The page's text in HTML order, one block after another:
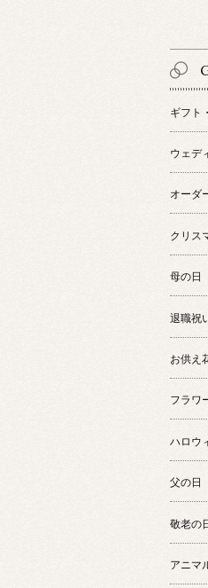
ギフト
ウェデ
オーダ
クリス
母の日
退職祝
お供え
フラワ
ハロウ
父の日
敬老の
アニマ